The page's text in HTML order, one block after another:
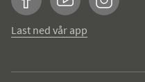
FacebookYouTubeInstagram
Last ned vår app